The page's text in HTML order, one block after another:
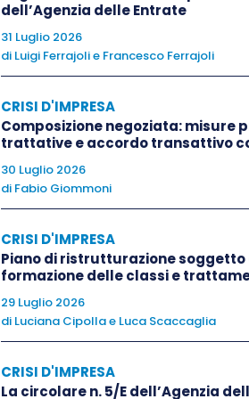
legali di cui all’articolo 6 del
L’incarico di attestazionedei piani (di
contesto, sempre secondo la
Commercialisti, i professionisti
previsti dall’articolo 28, lett. a), L.F.
materiale dell’attestazione,
Resta inteso che qualora
professionisti ovvero ad uno
professionista che effettuerà
non dovrà essere legato
dell’Agenzia delle Entrate
31 Luglio 2026
di Luigi Ferrajolie Francesco Ferrajoli
CRISI D'IMPRESA
Composizione negoziata: misure
trattative e accordo transattivo
30 Luglio 2026
di Fabio Giommoni
CRISI D'IMPRESA
Piano di ristrutturazione
formazione delle classi e
29 Luglio 2026
di Luciana Cipollae Luca Scaccaglia
CRISI D'IMPRESA
La circolare n. 5/E dell’Agenzia